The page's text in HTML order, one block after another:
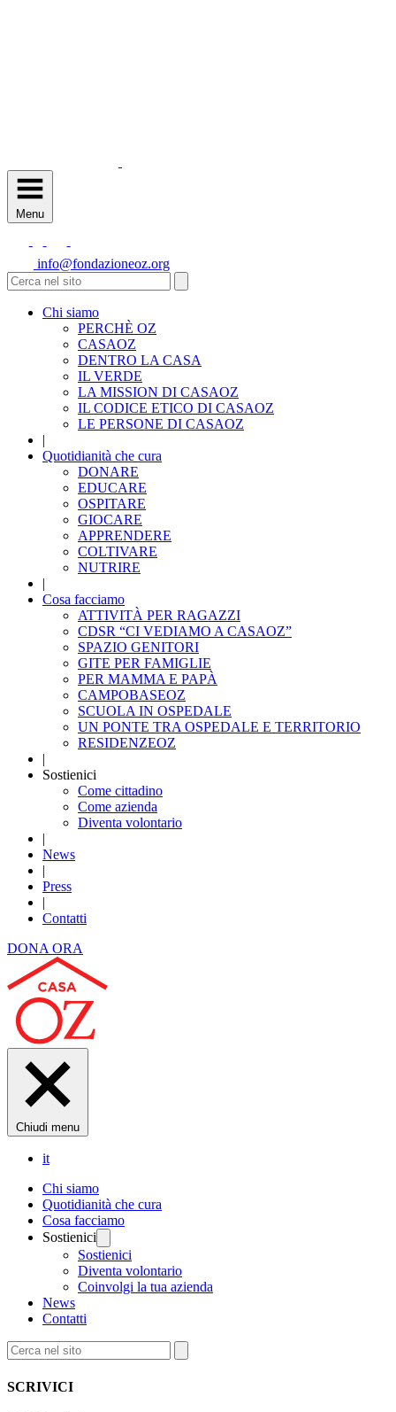
Menu
info@fondazioneoz.org
Chi siamo
PERCHÈ OZ
CASAOZ
DENTRO LA CASA
IL VERDE
LA MISSION DI CASAOZ
IL CODICE ETICO DI CASAOZ
LE PERSONE DI CASAOZ
|
Quotidianità che cura
DONARE
EDUCARE
OSPITARE
GIOCARE
APPRENDERE
COLTIVARE
NUTRIRE
|
Cosa facciamo
ATTIVITÀ PER RAGAZZI
CDSR “CI VEDIAMO A CASAOZ”
SPAZIO GENITORI
GITE PER FAMIGLIE
PER MAMMA E PAPÀ
CAMPOBASEOZ
SCUOLA IN OSPEDALE
UN PONTE TRA OSPEDALE E TERRITORIO
RESIDENZEOZ
|
Sostienici
Come cittadino
Come azienda
Diventa volontario
|
News
|
Press
|
Contatti
DONA ORA
Chiudi menu
it
Chi siamo
Quotidianità che cura
Cosa facciamo
Sostienici
Sostienici
Diventa volontario
Coinvolgi la tua azienda
News
Contatti
SCRIVICI